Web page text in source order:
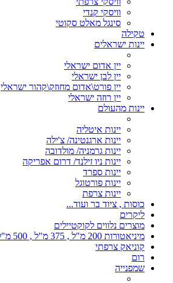
וויסקי קנדי
סינגל מאלט סקוטי
טקילה
יינות ישראלים
יין אדום ישראלי
יין לבן ישראלי
יין פורט\אדום מחוזק\קהור ישראלי
יין רוזה ישראלי
יינות מהעולם
יינות איטליה
יינות ארגנטינה/ צ'ילה
יינות גרמניה/ מולדובה
יינות ניו זילנד/ דרום אפריקה
יינות ספרד
יינות פורטוגל
יינות צרפת
כוסות , ציוד בר ועוד...
ליקרים
מוצרים נלווים לקוקטיילים
מיניאטורות 200 מ"ל , 375 מ"ל , 500 מ"ל
קוניאק צרפתי
רום
שמפנייה